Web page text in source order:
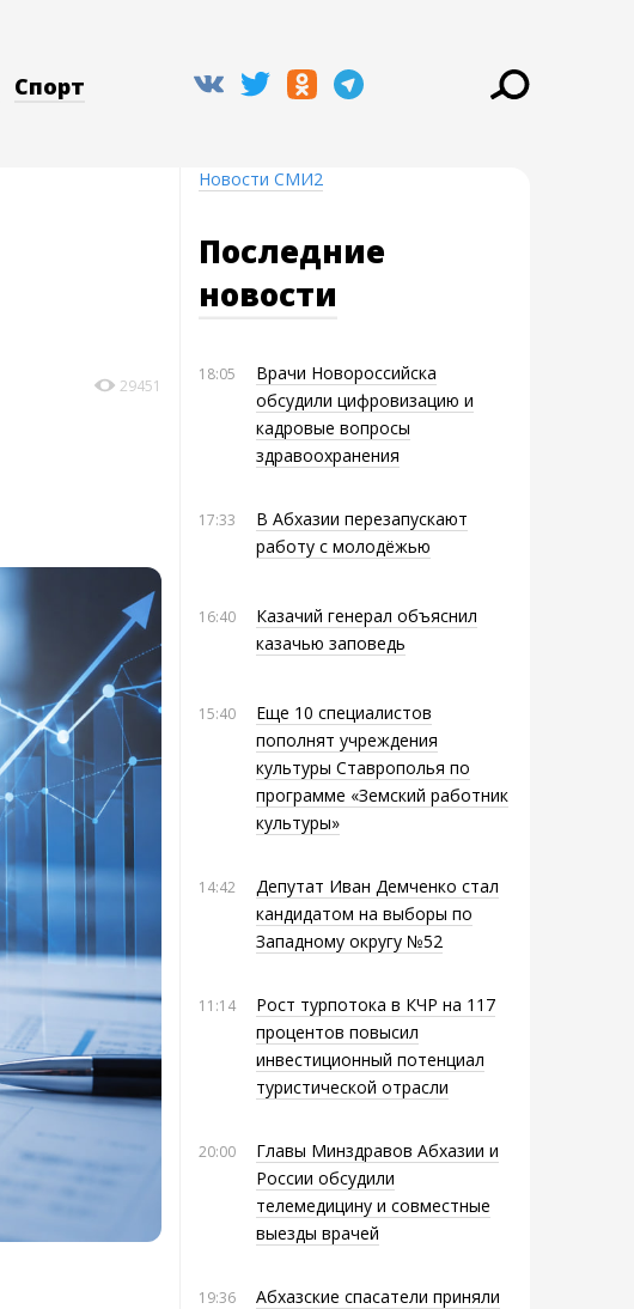
Спорт
29451
Новости СМИ2
Последние
новости
18:05
Врачи Новороссийска
обсудили цифровизацию и
кадровые вопросы
здравоохранения
17:33
В Абхазии перезапускают
работу с молодёжью
16:40
Казачий генерал объяснил
казачью заповедь
15:40
Еще 10 специалистов
пополнят учреждения
культуры Ставрополья по
программе «Земский работник
культуры»
14:42
Депутат Иван Демченко стал
кандидатом на выборы по
Западному округу №52
11:14
Рост турпотока в КЧР на 117
процентов повысил
инвестиционный потенциал
туристической отрасли
20:00
Главы Минздравов Абхазии и
России обсудили
телемедицину и совместные
выезды врачей
19:36
Абхазские спасатели приняли